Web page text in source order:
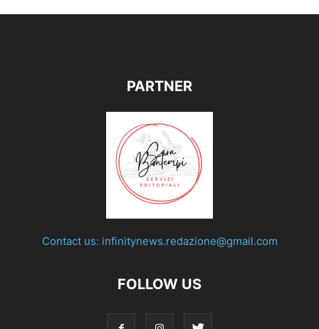
PARTNER
Contact us: infinitynews.redazione@gmail.com
FOLLOW US